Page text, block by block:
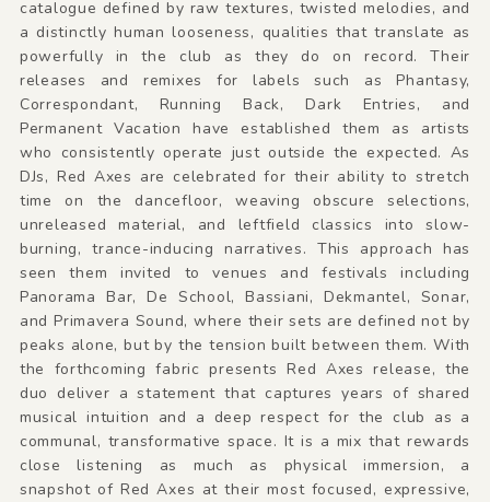
catalogue defined by raw textures, twisted melodies, and
a distinctly human looseness, qualities that translate as
powerfully in the club as they do on record. Their
releases and remixes for labels such as Phantasy,
Correspondant, Running Back, Dark Entries, and
Permanent Vacation have established them as artists
who consistently operate just outside the expected. As
DJs, Red Axes are celebrated for their ability to stretch
time on the dancefloor, weaving obscure selections,
unreleased material, and leftfield classics into slow-
burning, trance-inducing narratives. This approach has
seen them invited to venues and festivals including
Panorama Bar, De School, Bassiani, Dekmantel, Sonar,
and Primavera Sound, where their sets are defined not by
peaks alone, but by the tension built between them. With
the forthcoming fabric presents Red Axes release, the
duo deliver a statement that captures years of shared
musical intuition and a deep respect for the club as a
communal, transformative space. It is a mix that rewards
close listening as much as physical immersion, a
snapshot of Red Axes at their most focused, expressive,